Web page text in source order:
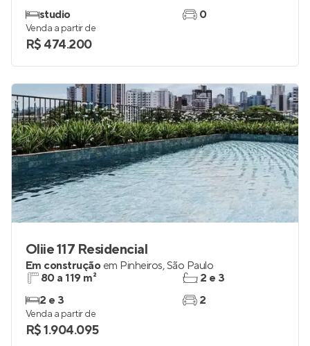
studio
0
Venda a partir de
R$ 474.200
Oliie 117 Residencial
Em construção em Pinheiros,São Paulo
80 a 119 m²
2 e 3
2 e 3
2
Venda a partir de
R$ 1.904.095